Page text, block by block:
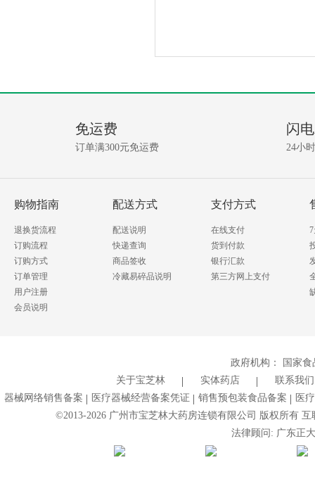
我要提问
免运费
订单满300元免运费
闪
24小
购物指南
退换货流程
订购流程
订购方式
订单管理
用户注册
会员说明
配送方式
配送说明
快递查询
商品签收
冷藏易碎品说明
支付方式
在线支付
货到付款
银行汇款
第三方网上支付
政府机构：
国家
关于宝芝林
实体药店
联系我们
器械网络销售备案
医疗器械经营备案凭证 销售预包装食品备案
医
©2013-2026广州市宝芝林大药房连锁有限公司 版权所有
法律顾问: 广东正